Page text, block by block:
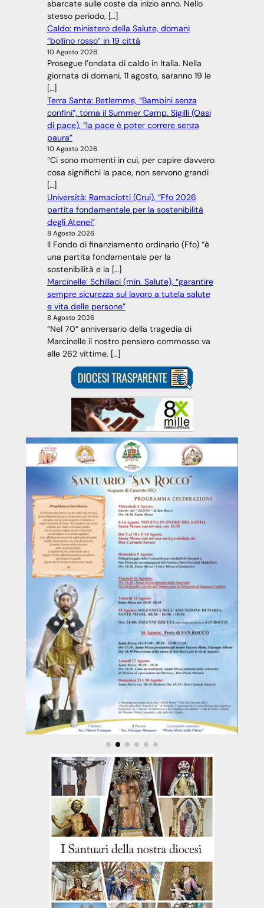
sbarcate sulle coste da inizio anno. Nello
stesso periodo, […]
Caldo: ministero della Salute, domani
“bollino rosso” in 19 città
10 Agosto 2026
Prosegue l’ondata di caldo in Italia. Nella
giornata di domani, 11 agosto, saranno 19 le
[…]
Terra Santa: Betlemme, “Bambini senza
confini”, torna il Summer Camp. Sigilli (Oasi
di pace), “la pace è poter correre senza
paura”
10 Agosto 2026
“Ci sono momenti in cui, per capire davvero
cosa significhi la pace, non servono grandi
[…]
Università: Ramaciotti (Crui), “Ffo 2026
partita fondamentale per la sostenibilità
degli Atenei”
8 Agosto 2026
Il Fondo di finanziamento ordinario (Ffo) “è
una partita fondamentale per la
sostenibilità e la […]
Marcinelle: Schillaci (min. Salute), “garantire
sempre sicurezza sul lavoro a tutela salute
e vita delle persone”
8 Agosto 2026
“Nel 70° anniversario della tragedia di
Marcinelle il nostro pensiero commosso va
alle 262 vittime, […]